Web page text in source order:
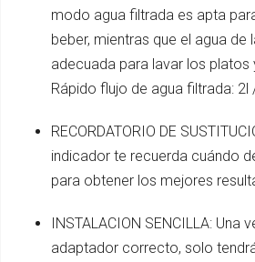
modo agua filtrada es apta
beber, mientras que el agua de
adecuada para lavar los platos
Rápido flujo de agua filtrada: 2l
RECORDATORIO DE
indicador te recuerda cuándo
para obtener los mejores
INSTALACION SENCILLA: Una
adaptador correcto, solo